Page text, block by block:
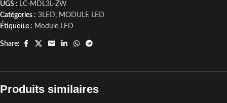
UGS : LC-MDL3L-ZW
Catégories : 3LED, MODULE LED
Étiquette : Module LED
Share:
Produits similaires